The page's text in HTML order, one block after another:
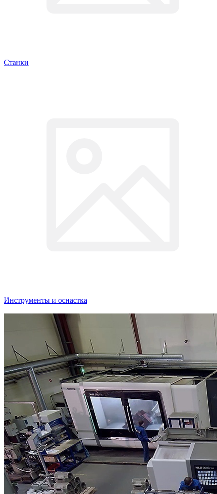
Станки
Инструменты и оснастка